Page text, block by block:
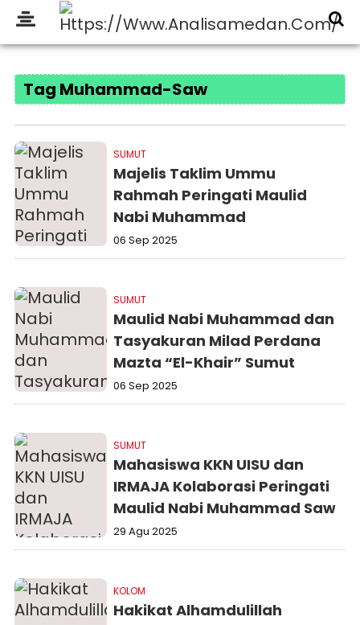
Tag Muhammad-Saw
SUMUT
Majelis Taklim Ummu
Rahmah Peringati Maulid
Nabi Muhammad
06 Sep 2025
SUMUT
Maulid Nabi Muhammad dan
Tasyakuran Milad Perdana
Mazta “El-Khair” Sumut
06 Sep 2025
SUMUT
Mahasiswa KKN UISU dan
IRMAJA Kolaborasi Peringati
Maulid Nabi Muhammad Saw
29 Agu 2025
KOLOM
Hakikat Alhamdulillah